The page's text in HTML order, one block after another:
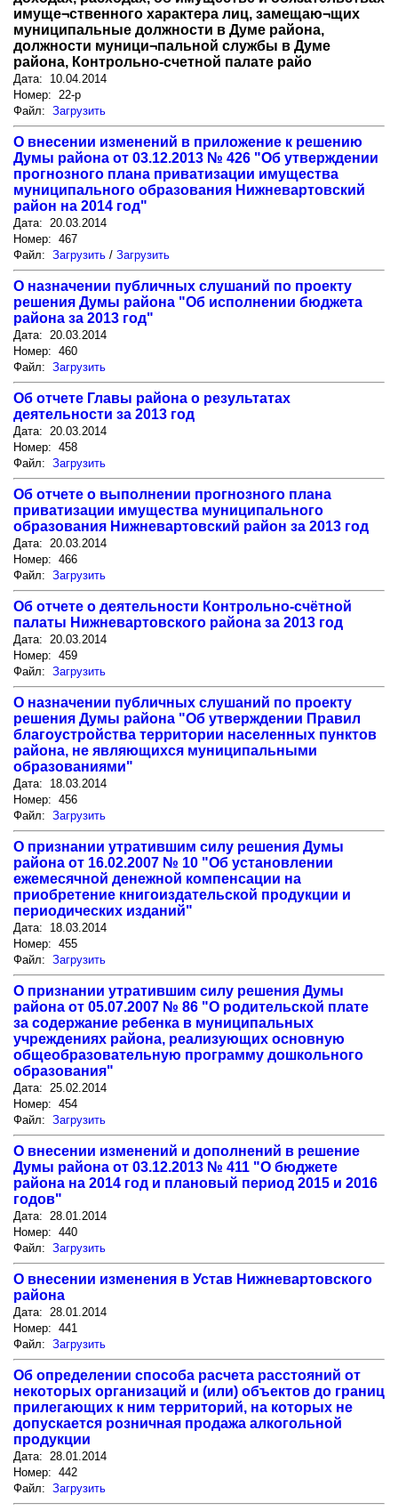
имуще¬ственного характера лиц, замещаю¬щих
муниципальные должности в Думе района,
должности муници¬пальной службы в Думе
района, Контрольно-счетной палате райо
Дата: 10.04.2014
Номер: 22-р
Файл: Загрузить
О внесении изменений в приложение к решению
Думы района от 03.12.2013 № 426 "Об утверждении
прогнозного плана приватизации имущества
муниципального образования Нижневартовский
район на 2014 год"
Дата: 20.03.2014
Номер: 467
Файл: Загрузить / Загрузить
О назначении публичных слушаний по проекту
решения Думы района "Об исполнении бюджета
района за 2013 год"
Дата: 20.03.2014
Номер: 460
Файл: Загрузить
Об отчете Главы района о результатах
деятельности за 2013 год
Дата: 20.03.2014
Номер: 458
Файл: Загрузить
Об отчете о выполнении прогнозного плана
приватизации имущества муниципального
образования Нижневартовский район за 2013 год
Дата: 20.03.2014
Номер: 466
Файл: Загрузить
Об отчете о деятельности Контрольно-счётной
палаты Нижневартовского района за 2013 год
Дата: 20.03.2014
Номер: 459
Файл: Загрузить
О назначении публичных слушаний по проекту
решения Думы района "Об утверждении Правил
благоустройства территории населенных пунктов
района, не являющихся муниципальными
образованиями"
Дата: 18.03.2014
Номер: 456
Файл: Загрузить
О признании утратившим силу решения Думы
района от 16.02.2007 № 10 "Об установлении
ежемесячной денежной компенсации на
приобретение книгоиздательской продукции и
периодических изданий"
Дата: 18.03.2014
Номер: 455
Файл: Загрузить
О признании утратившим силу решения Думы
района от 05.07.2007 № 86 "О родительской плате
за содержание ребенка в муниципальных
учреждениях района, реализующих основную
общеобразовательную программу дошкольного
образования"
Дата: 25.02.2014
Номер: 454
Файл: Загрузить
О внесении изменений и дополнений в решение
Думы района от 03.12.2013 № 411 "О бюджете
района на 2014 год и плановый период 2015 и 2016
годов"
Дата: 28.01.2014
Номер: 440
Файл: Загрузить
О внесении изменения в Устав Нижневартовского
района
Дата: 28.01.2014
Номер: 441
Файл: Загрузить
Об определении способа расчета расстояний от
некоторых организаций и (или) объектов до границ
прилегающих к ним территорий, на которых не
допускается розничная продажа алкогольной
продукции
Дата: 28.01.2014
Номер: 442
Файл: Загрузить